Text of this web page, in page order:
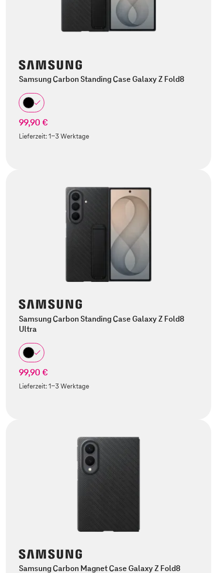
Samsung Carbon Standing Case Galaxy Z Fold8
99,90 €
Lieferzeit:1-3 Werktage
Samsung Carbon Standing Case Galaxy Z Fold8
Ultra
99,90 €
Lieferzeit:1-3 Werktage
Samsung Carbon Magnet Case Galaxy Z Fold8